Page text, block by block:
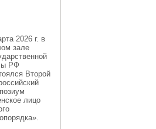
2026 г. в
зале
РФ
Второй
лицо